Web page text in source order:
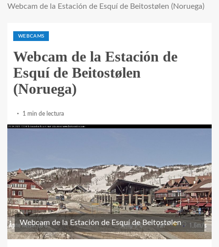
Webcam de la Estación de Esquí de Beitostølen (Noruega)
WEBCAMS
Webcam de la Estación de
Esquí de Beitostølen
(Noruega)
1 min de lectura
Webcam de la Estación de Esquí de Beitostølen